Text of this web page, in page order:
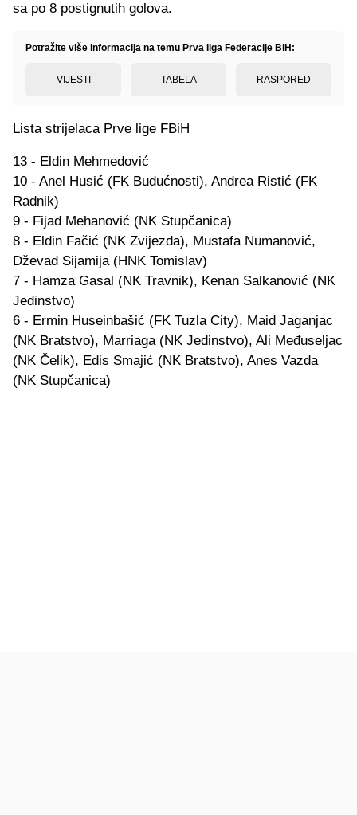
sa po 8 postignutih golova.
Potražite više informacija na temu Prva liga Federacije BiH:
VIJESTI TABELA RASPORED
Lista strijelaca Prve lige FBiH
13 - Eldin Mehmedović
10 - Anel Husić (FK Budućnosti), Andrea Ristić (FK
Radnik)
9 - Fijad Mehanović (NK Stupčanica)
8 - Eldin Fačić (NK Zvijezda), Mustafa Numanović,
Dževad Sijamija (HNK Tomislav)
7 - Hamza Gasal (NK Travnik), Kenan Salkanović (NK
Jedinstvo)
6 - Ermin Huseinbašić (FK Tuzla City), Maid Jaganjac
(NK Bratstvo), Marriaga (NK Jedinstvo), Ali Međuseljac
(NK Čelik), Edis Smajić (NK Bratstvo), Anes Vazda
(NK Stupčanica)